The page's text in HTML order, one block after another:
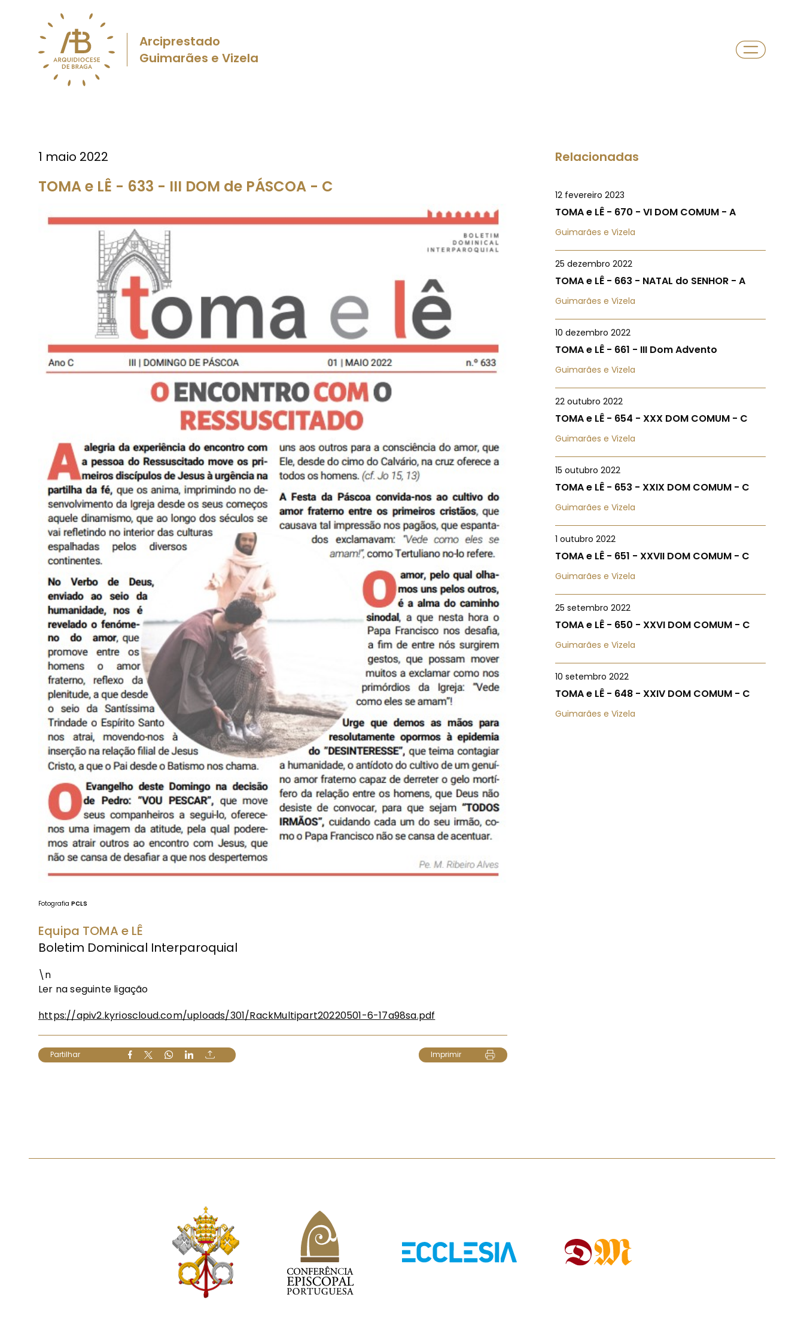
Arciprestado
Guimarães e Vizela
1 maio 2022
TOMA e LÊ - 633 - III DOM de PÁSCOA - C
Fotografia PCLS
Equipa TOMA e LÊ
Boletim Dominical Interparoquial
\n
Ler na seguinte ligação
https://apiv2.kyrioscloud.com/uploads/301/RackMultipart20220501-6-17a98sa.pdf
Partilhar Imprimir
Relacionadas
12 fevereiro 2023
TOMA e LÊ - 670 - VI DOM COMUM - A
Guimarães e Vizela
25 dezembro 2022
TOMA e LÊ - 663 - NATAL do SENHOR - A
Guimarães e Vizela
10 dezembro 2022
TOMA e LÊ - 661 - III Dom Advento
Guimarães e Vizela
22 outubro 2022
TOMA e LÊ - 654 - XXX DOM COMUM - C
Guimarães e Vizela
15 outubro 2022
TOMA e LÊ - 653 - XXIX DOM COMUM - C
Guimarães e Vizela
1 outubro 2022
TOMA e LÊ - 651 - XXVII DOM COMUM - C
Guimarães e Vizela
25 setembro 2022
TOMA e LÊ - 650 - XXVI DOM COMUM - C
Guimarães e Vizela
10 setembro 2022
TOMA e LÊ - 648 - XXIV DOM COMUM - C
Guimarães e Vizela